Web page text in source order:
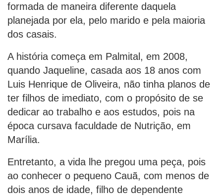
formada de maneira diferente daquela
planejada por ela, pelo marido e pela maioria
dos casais.
A história começa em Palmital, em 2008,
quando Jaqueline, casada aos 18 anos com
Luis Henrique de Oliveira, não tinha planos de
ter filhos de imediato, com o propósito de se
dedicar ao trabalho e aos estudos, pois na
época cursava faculdade de Nutrição, em
Marília.
Entretanto, a vida lhe pregou uma peça, pois
ao conhecer o pequeno Cauã, com menos de
dois anos de idade, filho de dependente